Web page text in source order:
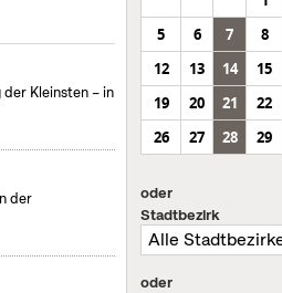
Kleinsten – in
der
5
6 7 8
12
13 14 15
19
20 21 22
26
27 28 29
oder
Stadtbezirk
oder